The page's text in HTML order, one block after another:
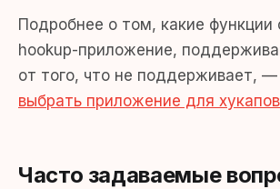
Подробнее о том, какие функции
hookup-приложение,
от того, что не поддерживает, —
выбрать приложение для хукапов
Часто задаваемые